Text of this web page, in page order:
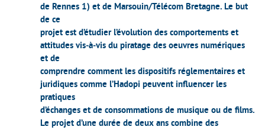
de Rennes 1) et de Marsouin/Télécom Bretagne. Le but
de ce
projet est d’étudier l’évolution des comportements et
attitudes vis‐à‐vis du piratage des oeuvres numériques
et de
comprendre comment les dispositifs réglementaires et
juridiques comme l’Hadopi peuvent influencer les
pratiques
d’échanges et de consommations de musique ou de films.
Le projet d’une durée de deux ans combine des